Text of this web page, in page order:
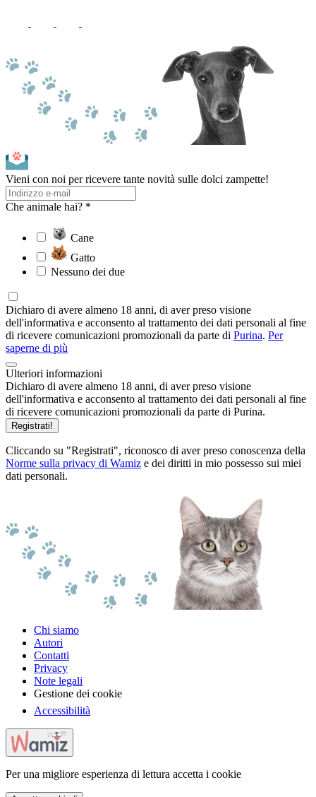
Vieni con noi per ricevere tante novità sulle dolci zampette!
Che animale hai? *
Cane
Gatto
Nessuno dei due
Dichiaro di avere almeno 18 anni, di aver preso visione
dell'informativa e acconsento al trattamento dei dati personali al fine
di ricevere comunicazioni promozionali da parte di Purina. Per
saperne di più
Ulteriori informazioni
Dichiaro di avere almeno 18 anni, di aver preso visione
dell'informativa e acconsento al trattamento dei dati personali al fine
di ricevere comunicazioni promozionali da parte di Purina.
Registrati!
Cliccando su "Registrati", riconosco di aver preso conoscenza della
Norme sulla privacy di Wamiz e dei diritti in mio possesso sui miei
dati personali.
Chi siamo
Autori
Contatti
Privacy
Note legali
Gestione dei cookie
Accessibilità
Per una migliore esperienza di lettura accetta i cookie